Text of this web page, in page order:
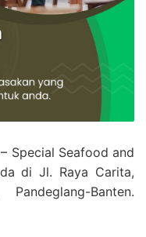
Special Seafood and
di Jl. Raya Carita,
Banten.